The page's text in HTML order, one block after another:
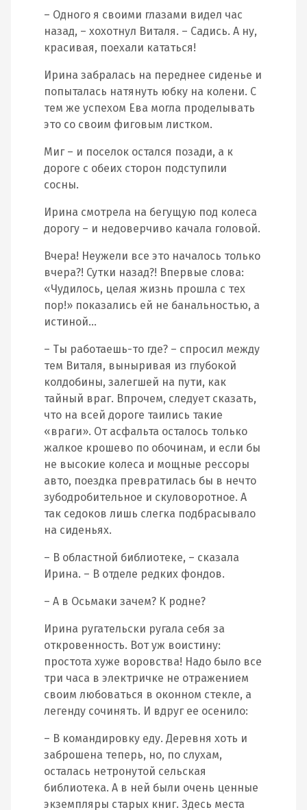
– Одного я своими глазами видел час
назад, – хохотнул Виталя. – Садись. А ну,
красивая, поехали кататься!
Ирина забралась на переднее сиденье и
попыталась натянуть юбку на колени. С
тем же успехом Ева могла проделывать
это со своим фиговым листком.
Миг – и поселок остался позади, а к
дороге с обеих сторон подступили
сосны.
Ирина смотрела на бегущую под колеса
дорогу – и недоверчиво качала головой.
Вчера! Неужели все это началось только
вчера?! Сутки назад?! Впервые слова:
«Чудилось, целая жизнь прошла с тех
пор!» показались ей не банальностью, а
истиной…
– Ты работаешь-то где? – спросил между
тем Виталя, выныривая из глубокой
колдобины, залегшей на пути, как
тайный враг. Впрочем, следует сказать,
что на всей дороге таились такие
«враги». От асфальта осталось только
жалкое крошево по обочинам, и если бы
не высокие колеса и мощные рессоры
авто, поездка превратилась бы в нечто
зубодробительное и скуловоротное. А
так седоков лишь слегка подбрасывало
на сиденьях.
– В областной библиотеке, – сказала
Ирина. – В отделе редких фондов.
– А в Осьмаки зачем? К родне?
Ирина ругательски ругала себя за
откровенность. Вот уж воистину:
простота хуже воровства! Надо было все
три часа в электричке не отражением
своим любоваться в оконном стекле, а
легенду сочинять. И вдруг ее осенило:
– В командировку еду. Деревня хоть и
заброшена теперь, но, по слухам,
осталась нетронутой сельская
библиотека. А в ней были очень ценные
экземпляры старых книг. Здесь места